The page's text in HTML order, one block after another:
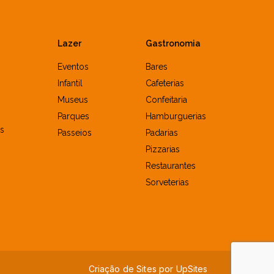
Lazer
Eventos
Infantil
Museus
Parques
Passeios
Gastronomia
Bares
Cafeterias
Confeitaria
Hamburguerias
Padarias
Pizzarias
Restaurantes
Sorveterias
Criação de Sites por UpSites